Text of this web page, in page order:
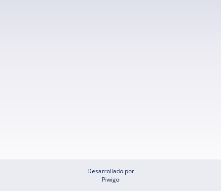
Desarrollado por
Piwigo